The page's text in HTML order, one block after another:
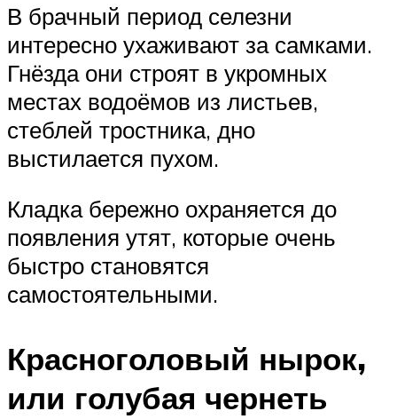
В брачный период селезни
интересно ухаживают за самками.
Гнёзда они строят в укромных
местах водоёмов из листьев,
стеблей тростника, дно
выстилается пухом.
Кладка бережно охраняется до
появления утят, которые очень
быстро становятся
самостоятельными.
Красноголовый нырок,
или голубая чернеть